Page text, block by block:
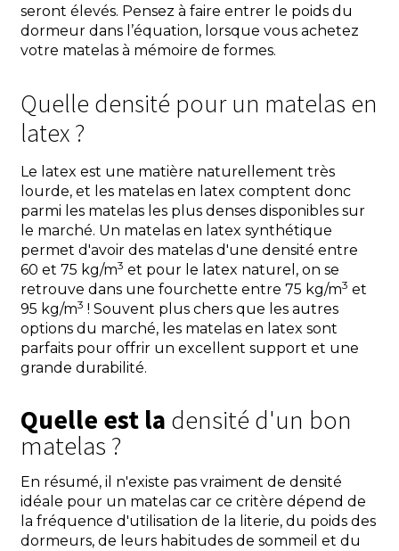
seront élevés. Pensez à faire entrer le poids du
dormeur dans l’équation, lorsque vous achetez
votre matelas à mémoire de formes.
Quelle densité pour un matelas en
latex ?
Le latex est une matière naturellement très
lourde, et les matelas en latex comptent donc
parmi les matelas les plus denses disponibles sur
le marché. Un matelas en latex synthétique
permet d'avoir des matelas d'une densité entre
60 et 75 kg/m3 et pour le latex naturel, on se
retrouve dans une fourchette entre 75 kg/m3 et
95 kg/m3 ! Souvent plus chers que les autres
options du marché, les matelas en latex sont
parfaits pour offrir un excellent support et une
grande durabilité.
Quelle est la densité d'un bon
matelas ?
En résumé, il n'existe pas vraiment de densité
idéale pour un matelas car ce critère dépend de
la fréquence d'utilisation de la literie, du poids des
dormeurs, de leurs habitudes de sommeil et du